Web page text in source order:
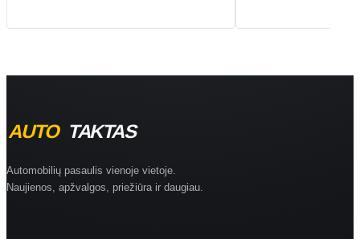
Automobilių pasaulis vienoje vietoje.
Naujienos, apžvalgos, priežiūra ir daugiau.